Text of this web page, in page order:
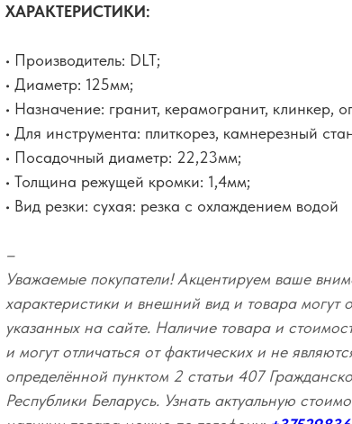
ХАРАКТЕРИСТИКИ:
• Производитель: DLT;
• Диаметр: 125мм;
• Назначение: гранит, керамогранит, клинкер,
• Для инструмента: плиткорез, камнерезный
• Посадочный диаметр: 22,23мм;
• Толщина режущей кромки: 1,4мм;
• Вид резки: сухая: резка с охлаждением водой
–
Уважаемые покупатели! Акцентируем ваше
характеристики и внешний вид и товара могут
указанных на сайте. Наличие товара и
и могут отличаться от фактических и не
определённой пунктом 2 статьи 407
Республики Беларусь. Узнать актуальную